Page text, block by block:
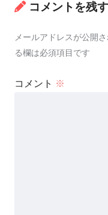
コメントを残す
メールアドレスが公開
る欄は必須項目です
コメント ※